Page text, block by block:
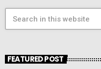
FEATURED POST